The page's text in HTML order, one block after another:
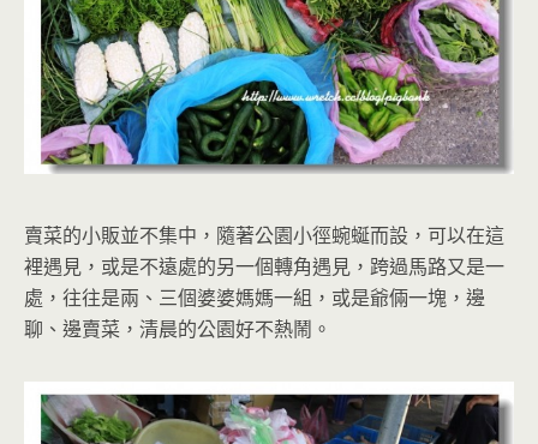
賣菜的小販並不集中，隨著公園小徑蜿蜒而設，可以在這
裡遇見，或是不遠處的另一個轉角遇見，跨過馬路又是一
處，往往是兩、三個婆婆媽媽一組，或是爺倆一塊，邊
聊、邊賣菜，清晨的公園好不熱鬧。